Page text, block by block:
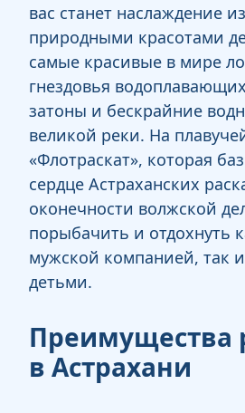
вас станет наслаждение
природными красотами
самые красивые в мире
гнездовья
затоны и бескрайние
великой реки. На
«Флотраскат», которая
сердце Астраханских
оконечности волжской
порыбачить и отдохнуть
мужской компанией, так
детьми.
Преимущества
в Астрахани